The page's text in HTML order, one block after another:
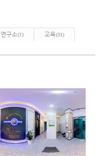
연구소(1) 교육(31)